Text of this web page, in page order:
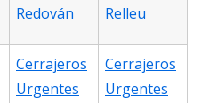
Redován
Relleu
Cerrajeros
Urgentes
Cerrajeros
Urgentes